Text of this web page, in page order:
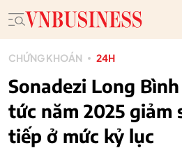
CHỨNG KHOÁN 24H
Sonadezi Long
tức năm 2025 giảm
tiếp ở mức kỷ lục